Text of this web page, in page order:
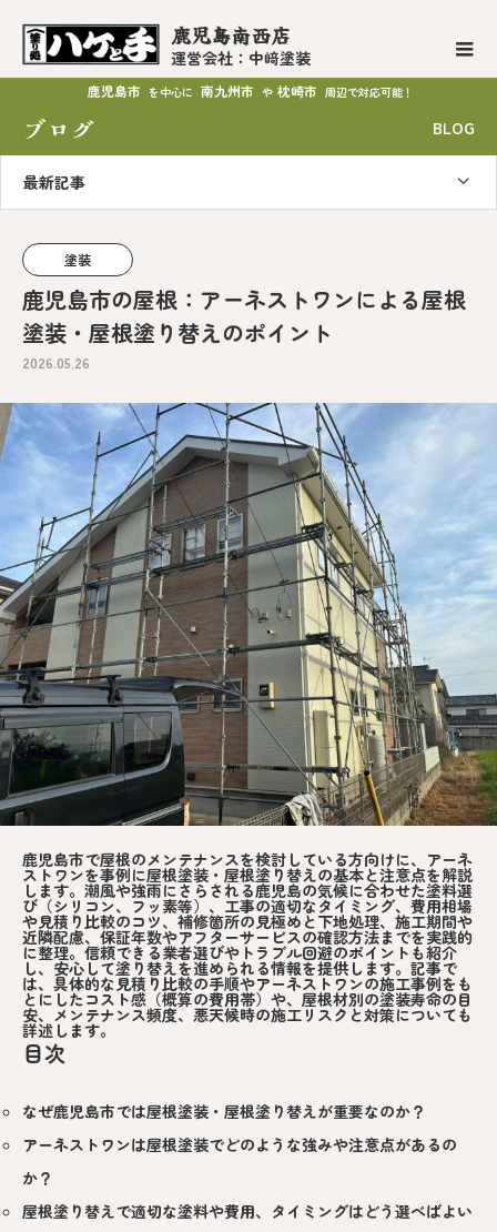
鹿児島南西店
運営会社：中﨑塗装
鹿児島市 を中心に 南九州市 や 枕崎市 周辺で対応可能！
ブログ BLOG
最新記事
塗装
鹿児島市の屋根：アーネストワンによる屋根
塗装・屋根塗り替えのポイント
2026.05.26
鹿児島市で屋根のメンテナンスを検討している方向けに、アーネ
ストワンを事例に屋根塗装・屋根塗り替えの基本と注意点を解説
します。潮風や強雨にさらされる鹿児島の気候に合わせた塗料選
び（シリコン、フッ素等）、工事の適切なタイミング、費用相場
や見積り比較のコツ、補修箇所の見極めと下地処理、施工期間や
近隣配慮、保証年数やアフターサービスの確認方法までを実践的
に整理。信頼できる業者選びやトラブル回避のポイントも紹介
し、安心して塗り替えを進められる情報を提供します。記事で
は、具体的な見積り比較の手順やアーネストワンの施工事例をも
とにしたコスト感（概算の費用帯）や、屋根材別の塗装寿命の目
安、メンテナンス頻度、悪天候時の施工リスクと対策についても
詳述します。
目次
なぜ鹿児島市では屋根塗装・屋根塗り替えが重要なのか？
アーネストワンは屋根塗装でどのような強みや注意点があるの
か？
屋根塗り替えで適切な塗料や費用、タイミングはどう選べばよい